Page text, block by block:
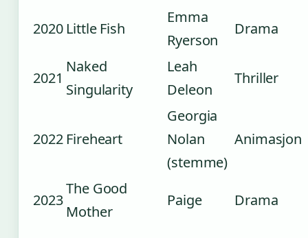
2020 Little Fish
Emma
Ryerson
Drama
2021
Naked
Singularity
Leah
Deleon
Thriller
2022 Fireheart
Georgia
Nolan
(stemme)
Animasjon
2023
The Good
Mother
Paige Drama